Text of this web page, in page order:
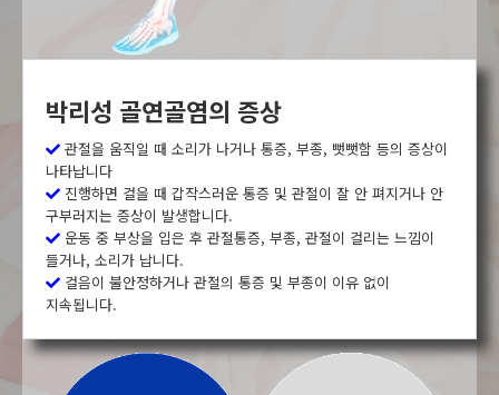
박리성 골연골염의 증상
관절을 움직일 때 소리가 나거나 통증, 부종, 뻣뻣함 등의 증상이
나타납니다
진행하면 걸을 때 갑작스러운 통증 및 관절이 잘 안 펴지거나 안
구부러지는 증상이 발생합니다.
운동 중 부상을 입은 후 관절통증, 부종, 관절이 걸리는 느낌이
들거나, 소리가 납니다.
걸음이 불안정하거나 관절의 통증 및 부종이 이유 없이
지속됩니다.